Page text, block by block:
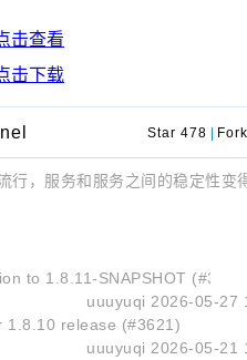
击查看
击下载
Star 478
行，服务和服务之间的稳定性变
to 1.8.11-SNAPSHOT
uuuyuqi 2026-05-27
1.8.10 release (#3621)
uuuyuqi 2026-05-21